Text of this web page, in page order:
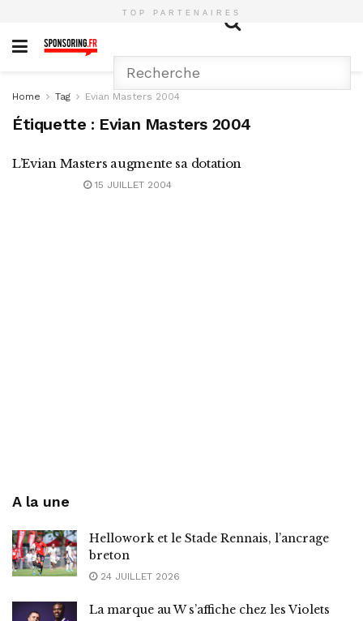
TOP PARTENAIRES
Home Tag Evian Masters 2004
Étiquette : Evian Masters 2004
L’Evian Masters augmente sa dotation
15 JUILLET 2004
A la une
Hellowork et le Stade Rennais, l’ancrage
breton
24 JUILLET 2026
La marque au W s’affiche chez les Violets